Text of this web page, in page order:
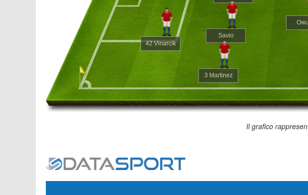
42 Vinarcik
3 Martinez
Savio
Il grafico